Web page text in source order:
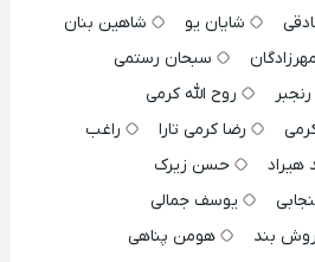
شایان یو
شاهین بنان
سبحان رستمی
روح الله کرمی
رضا کرمی تارا
راغب
هیراد
حسن زیرک
یوسف جمالی
بند
هومن پناهی